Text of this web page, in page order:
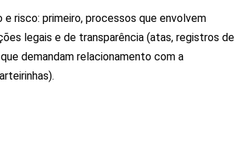
risco: primeiro, processos que envolvem
legais e de transparência (atas, registros de
demandam relacionamento com a